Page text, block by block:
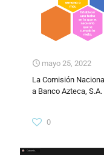
mayo 25, 2022
La Comisión
a Banco Azteca, S.A.
0